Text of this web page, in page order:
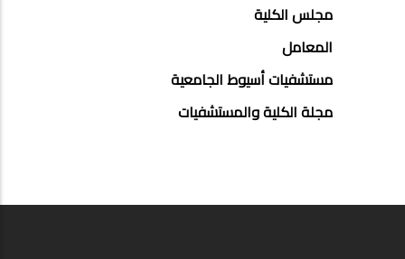
مجلس الكلية
المعامل
مستشفيات أسيوط الجامعية
مجلة الكلية والمستشفيات